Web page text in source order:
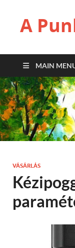
A
MAIN
VÁSÁRLÁS